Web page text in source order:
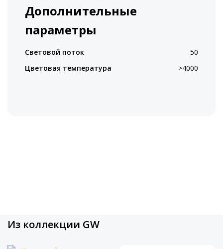
Дополнительные
параметры
Световой поток
50
Цветовая температура
>4000
Из коллекции GW